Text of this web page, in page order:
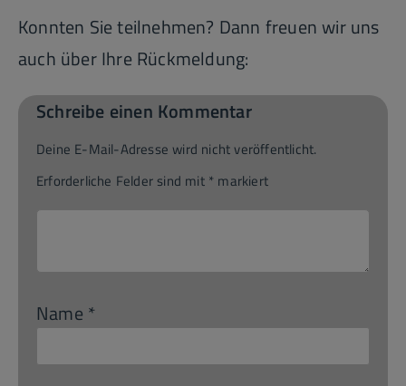
Konnten Sie teilnehmen? Dann freuen wir uns
auch über Ihre Rückmeldung:
Schreibe einen Kommentar
Deine E-Mail-Adresse wird nicht veröffentlicht.
Erforderliche Felder sind mit * markiert
Name *